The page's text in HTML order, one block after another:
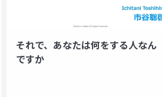
process improvement agile
それで、あなたは何をする人なん
ですか